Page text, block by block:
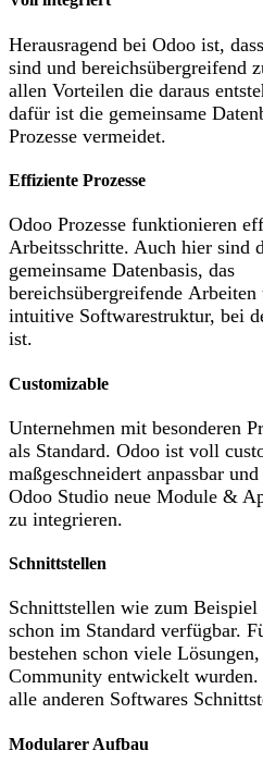
Herausragend bei Odoo ist,
sind und bereichsübergreifend
allen Vorteilen die daraus
dafür ist die gemeinsame
Prozesse vermeidet.
Effiziente Prozesse
Odoo Prozesse funktionieren
Arbeitsschritte. Auch hier sind
gemeinsame Datenbasis, das
bereichsübergreifende
intuitive Softwarestruktur, bei
ist.
Customizable
Unternehmen mit besonderen
als Standard. Odoo ist voll
maßgeschneidert anpassbar
Odoo Studio neue Module &
zu integrieren.
Schnittstellen
Schnittstellen wie zum
schon im Standard verfügbar.
bestehen schon viele
Community entwickelt
alle anderen Softwares
Modularer Aufbau